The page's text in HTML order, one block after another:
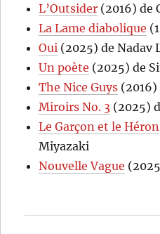
L’Outsider (2016) de
La Lame diabolique
Oui (2025) de Nadav
Un poète (2025) de
The Nice Guys (2016)
Miroirs No. 3 (2025)
Le Garçon et le Héron
Miyazaki
Nouvelle Vague